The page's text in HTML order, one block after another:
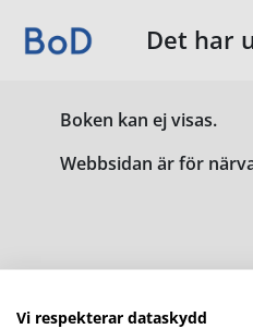
Det har
Boken kan ej visas.
Webbsidan är för
Vi respekterar dataskydd